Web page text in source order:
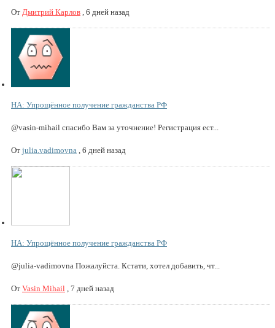
От Дмитрий Карлов 6 дней назад
НА: Упрощённое получение гражданства РФ
@vasin-mihail спасибо Вам за уточнение! Регистрация ест...
От julia.vadimovna 6 дней назад
НА: Упрощённое получение гражданства РФ
@julia-vadimovna Пожалуйста. Кстати, хотел добавить, чт...
От Vasin Mihail 7 дней назад